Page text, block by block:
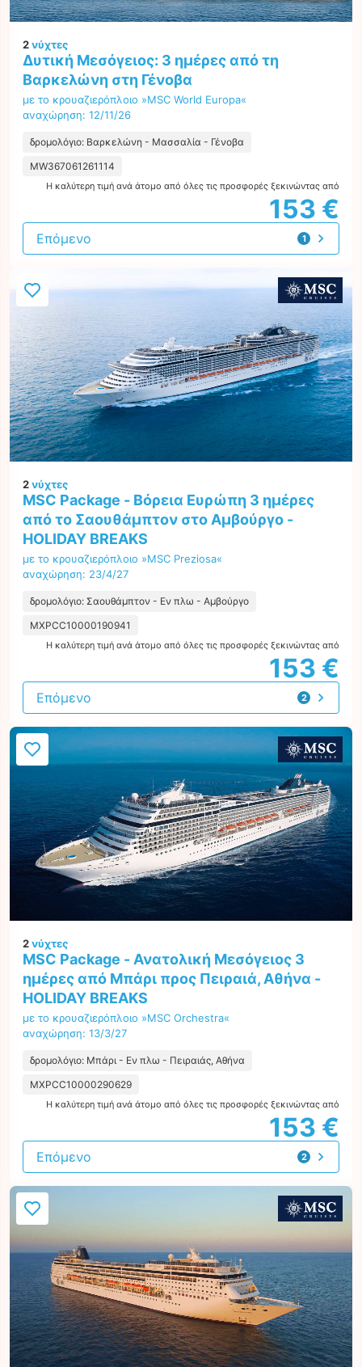
2νύχτες
Δυτική Μεσόγειος: 3 ημέρες από τη
Βαρκελώνη στη Γένοβα
με το κρουαζιερόπλοιο »MSC World Europa«
αναχώρηση: 12/11/26
δρομολόγιο: Βαρκελώνη - Μασσαλία - Γένοβα
MW367061261114
Η καλύτερη τιμή ανά άτομο από όλες τις προσφορές ξεκινώντας από
153 €
1
προσφορά
Επόμενο
2νύχτες
MSC Package - Βόρεια Ευρώπη 3 ημέρες
από το Σαουθάμπτον στο Αμβούργο -
HOLIDAY BREAKS
με το κρουαζιερόπλοιο »MSC Preziosa«
αναχώρηση: 23/4/27
δρομολόγιο: Σαουθάμπτον - Εν πλω - Αμβούργο
MXPCC10000190941
Η καλύτερη τιμή ανά άτομο από όλες τις προσφορές ξεκινώντας από
153 €
2
προτάσεις
Επόμενο
2νύχτες
MSC Package - Ανατολική Μεσόγειος 3
ημέρες από Μπάρι προς Πειραιά, Αθήνα -
HOLIDAY BREAKS
με το κρουαζιερόπλοιο »MSC Orchestra«
αναχώρηση: 13/3/27
δρομολόγιο: Μπάρι - Εν πλω - Πειραιάς, Αθήνα
MXPCC10000290629
Η καλύτερη τιμή ανά άτομο από όλες τις προσφορές ξεκινώντας από
153 €
2
προτάσεις
Επόμενο